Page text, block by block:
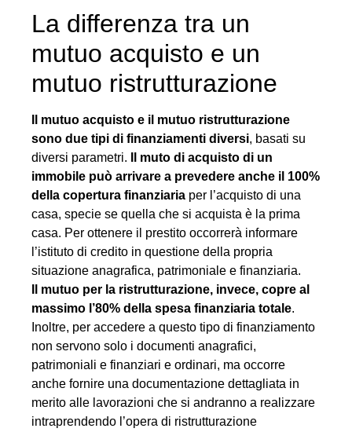
La differenza tra un
mutuo acquisto e un
mutuo ristrutturazione
Il mutuo acquisto e il mutuo ristrutturazione
sono due tipi di finanziamenti diversi, basati su
diversi parametri.
Il muto di acquisto di un
immobile può arrivare a prevedere anche il 100%
della copertura finanziaria per l’acquisto di una
casa, specie se quella che si acquista è la prima
casa. Per ottenere il prestito occorrerà informare
l’istituto di credito in questione della propria
situazione anagrafica, patrimoniale e finanziaria.
Il mutuo per la ristrutturazione, invece, copre al
massimo l’80% della spesa finanziaria totale.
Inoltre, per accedere a questo tipo di finanziamento
non servono solo i documenti anagrafici,
patrimoniali e finanziari e ordinari, ma occorre
anche fornire una documentazione dettagliata in
merito alle lavorazioni che si andranno a realizzare
intraprendendo l’opera di ristrutturazione